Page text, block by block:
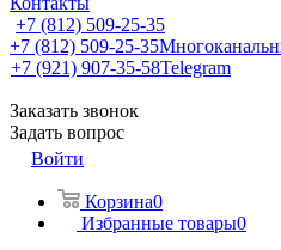
+7 (812) 509-25-35
+7 (812) 509-25-35
+7 (921) 907-35-58Telegram
Заказать звонок
Задать вопрос
Войти
Корзина0
Избранные товары0